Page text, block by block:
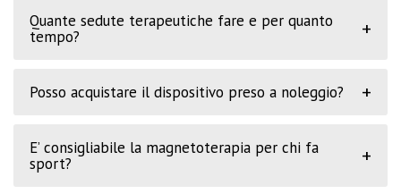
Quante sedute terapeutiche fare e per quanto
tempo?
+
Posso acquistare il dispositivo preso a noleggio? +
E’ consigliabile la magnetoterapia per chi fa
sport?
+